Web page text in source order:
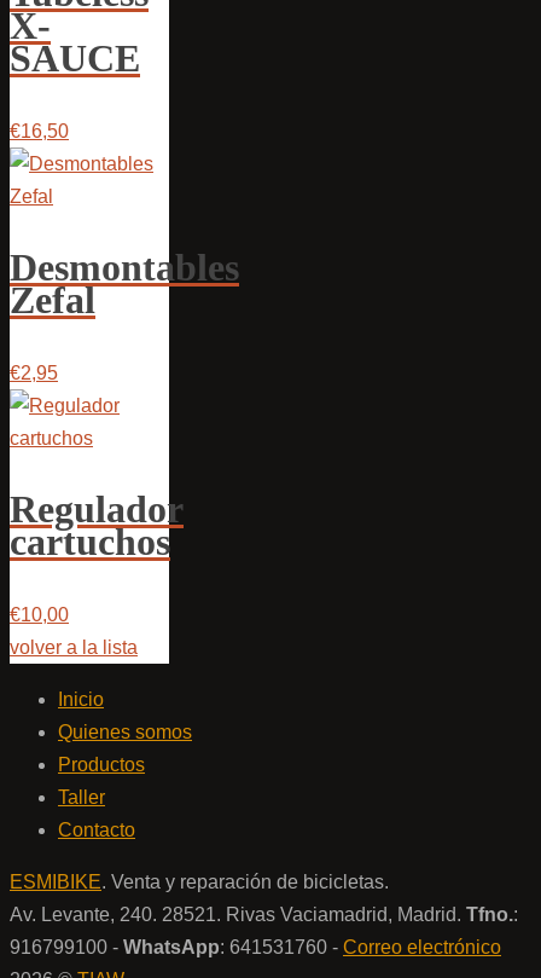
X-
SAUCE
€16,50
Desmontables
Zefal
€2,95
Regulador
cartuchos
€10,00
volver a la lista
Inicio
Quienes somos
Productos
Taller
Contacto
ESMIBIKE. Venta y reparación de bicicletas.
Av. Levante, 240. 28521. Rivas Vaciamadrid, Madrid. Tfno.:
916799100 - WhatsApp: 641531760 - Correo electrónico